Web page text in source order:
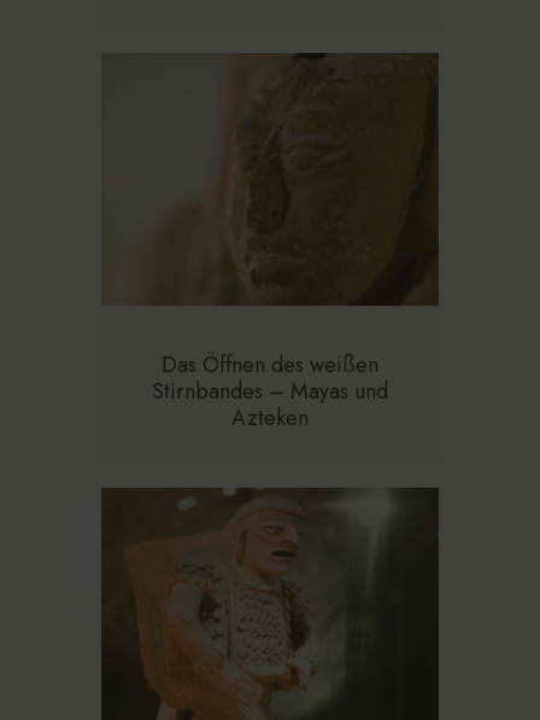
Das Öffnen des weißen
Stirnbandes – Mayas und
Azteken